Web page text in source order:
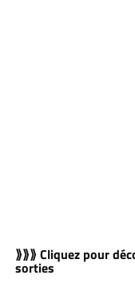
⟫⟫⟫ Cliquez pour
sorties